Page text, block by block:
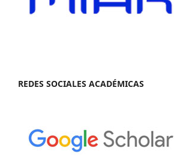
REDES SOCIALES ACADÉMICAS